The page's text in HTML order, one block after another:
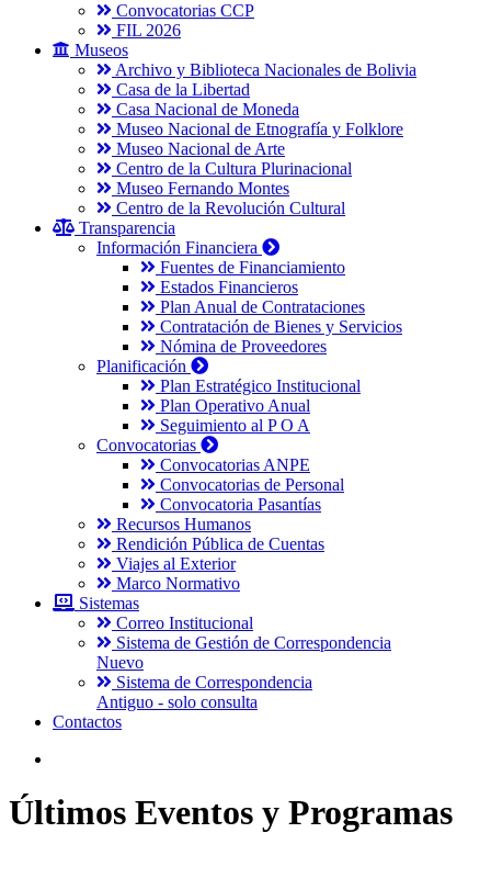
Convocatorias CCP
FIL 2026
Museos
Archivo y Biblioteca Nacionales de Bolivia
Casa de la Libertad
Casa Nacional de Moneda
Museo Nacional de Etnografía y Folklore
Museo Nacional de Arte
Centro de la Cultura Plurinacional
Museo Fernando Montes
Centro de la Revolución Cultural
Transparencia
Información Financiera
Fuentes de Financiamiento
Estados Financieros
Plan Anual de Contrataciones
Contratación de Bienes y Servicios
Nómina de Proveedores
Planificación
Plan Estratégico Institucional
Plan Operativo Anual
Seguimiento al P O A
Convocatorias
Convocatorias ANPE
Convocatorias de Personal
Convocatoria Pasantías
Recursos Humanos
Rendición Pública de Cuentas
Viajes al Exterior
Marco Normativo
Sistemas
Correo Institucional
Sistema de Gestión de Correspondencia
Nuevo
Sistema de Correspondencia
Antiguo - solo consulta
Contactos
Últimos Eventos y Programas